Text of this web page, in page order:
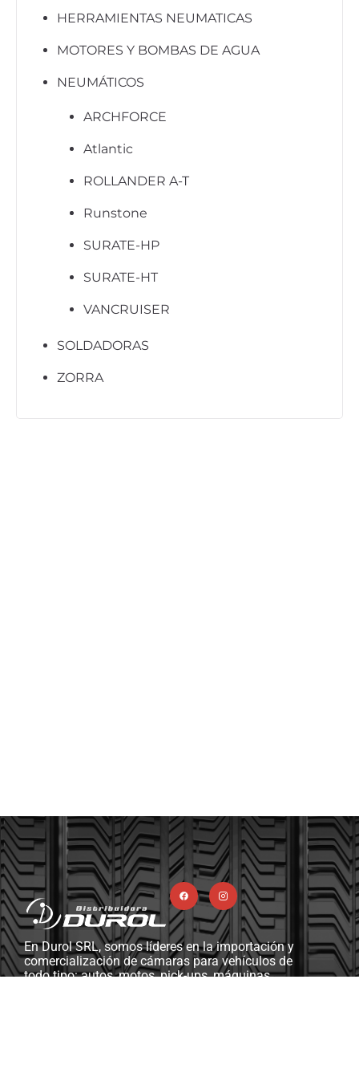
HERRAMIENTAS NEUMATICAS
MOTORES Y BOMBAS DE AGUA
NEUMÁTICOS
ARCHFORCE
Atlantic
ROLLANDER A-T
Runstone
SURATE-HP
SURATE-HT
VANCRUISER
SOLDADORAS
ZORRA
En Durol SRL, somos líderes en la importación y
comercialización de cámaras para vehículos de
todo tipo: autos, motos, pick-ups, máquinas